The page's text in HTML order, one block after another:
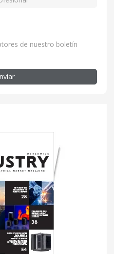
de nuestro boletín